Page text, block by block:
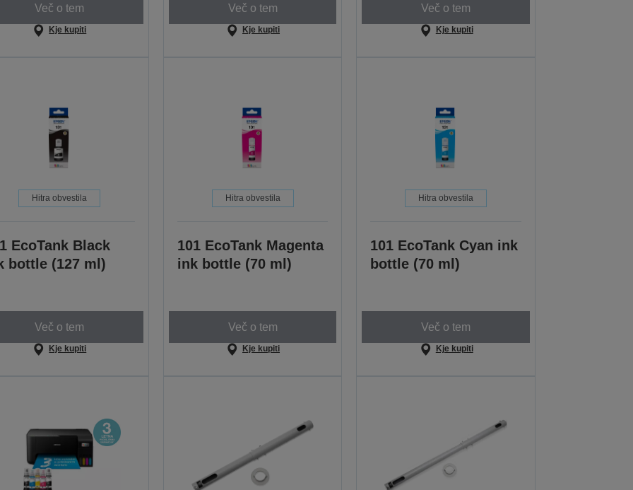
Več o tem
Kje kupiti
Več o tem
Kje kupiti
Več o tem
Kje kupiti
Hitra obvestila
EcoTank Black
bottle (127 ml)
Več o tem
Kje kupiti
Hitra obvestila
101 EcoTank Magenta
ink bottle (70 ml)
Več o tem
Kje kupiti
Hitra obvestila
101 EcoTank Cyan ink
bottle (70 ml)
Več o tem
Kje kupiti